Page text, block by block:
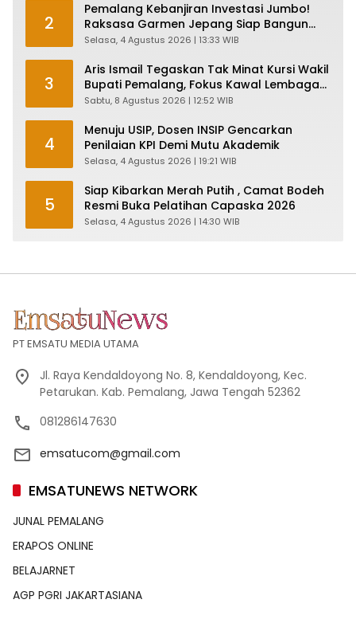
2
Pemalang Kebanjiran Investasi Jumbo!
Raksasa Garmen Jepang Siap Bangun
Pabrik dan Serap Ribuan Tenaga Kerja
Selasa, 4 Agustus 2026 | 13:33 WIB
3
Aris Ismail Tegaskan Tak Minat Kursi Wakil
Bupati Pemalang, Fokus Kawal Lembaga
Legislatif
Sabtu, 8 Agustus 2026 | 12:52 WIB
4
Menuju USIP, Dosen INSIP Gencarkan
Penilaian KPI Demi Mutu Akademik
Selasa, 4 Agustus 2026 | 19:21 WIB
5
Siap Kibarkan Merah Putih , Camat Bodeh
Resmi Buka Pelatihan Capaska 2026
Selasa, 4 Agustus 2026 | 14:30 WIB
PT EMSATU MEDIA UTAMA
Jl. Raya Kendaldoyong No. 8, Kendaldoyong, Kec.
Petarukan. Kab. Pemalang, Jawa Tengah 52362
081286147630
emsatucom@gmail.com
EMSATUNEWS NETWORK
JUNAL PEMALANG
ERAPOS ONLINE
BELAJARNET
AGP PGRI JAKARTASIANA